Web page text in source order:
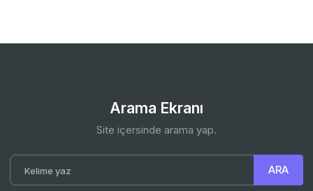
Arama Ekranı
Site içersinde arama yap.